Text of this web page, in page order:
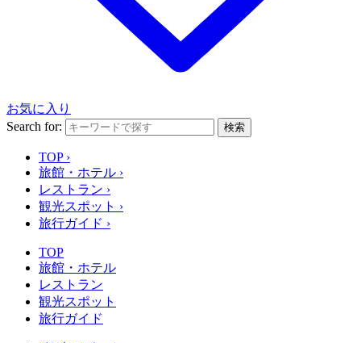
お気に入り
Search for:
検索
TOP ›
旅館・ホテル ›
レストラン ›
観光スポット ›
旅行ガイド ›
TOP
旅館・ホテル
レストラン
観光スポット
旅行ガイド